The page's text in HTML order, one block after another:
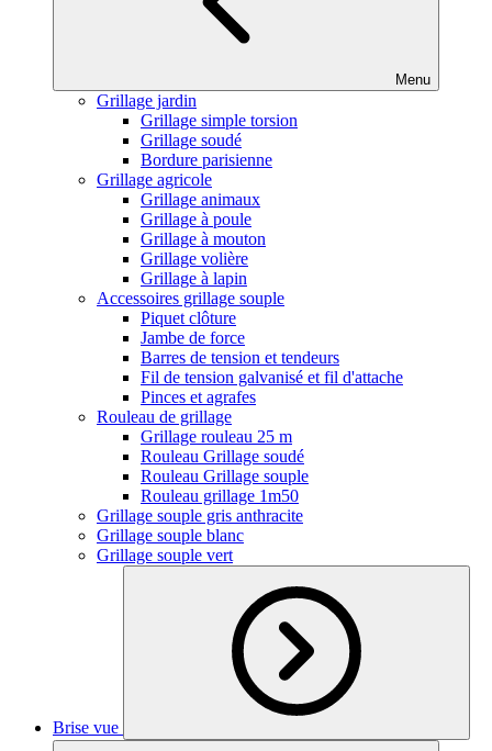
Menu
Grillage jardin
Grillage simple torsion
Grillage soudé
Bordure parisienne
Grillage agricole
Grillage animaux
Grillage à poule
Grillage à mouton
Grillage volière
Grillage à lapin
Accessoires grillage souple
Piquet clôture
Jambe de force
Barres de tension et tendeurs
Fil de tension galvanisé et fil d'attache
Pinces et agrafes
Rouleau de grillage
Grillage rouleau 25 m
Rouleau Grillage soudé
Rouleau Grillage souple
Rouleau grillage 1m50
Grillage souple gris anthracite
Grillage souple blanc
Grillage souple vert
Brise vue